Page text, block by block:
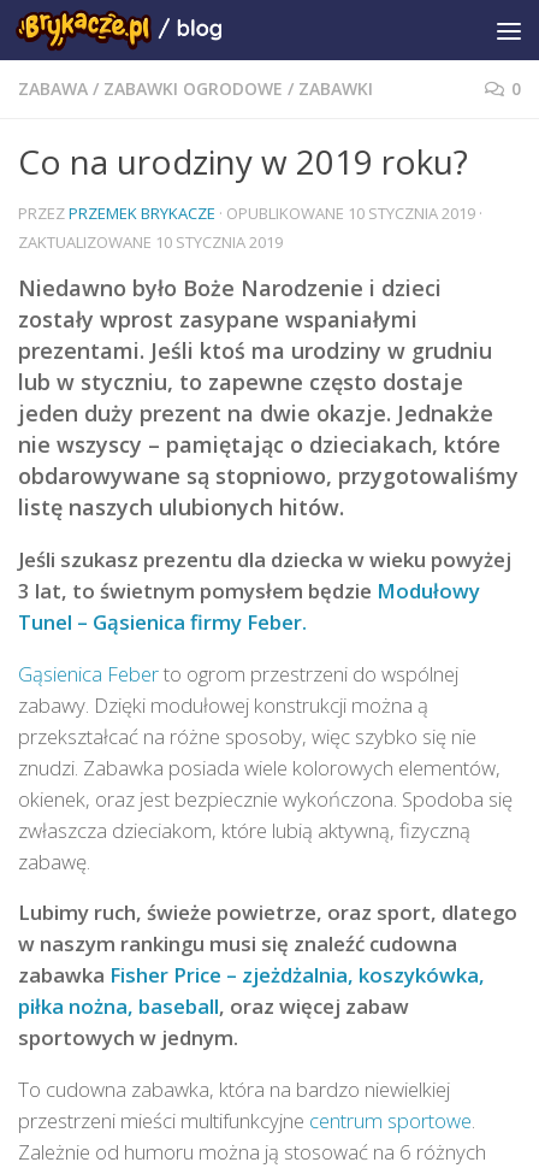
ZABAWA / ZABAWKI OGRODOWE / ZABAWKI 0
Co na urodziny w 2019 roku?
PRZEZPRZEMEK BRYKACZE · OPUBLIKOWANE 10 STYCZNIA 2019 ·
ZAKTUALIZOWANE 10 STYCZNIA 2019
Niedawno było Boże Narodzenie i dzieci
zostały wprost zasypane wspaniałymi
prezentami. Jeśli ktoś ma urodziny w grudniu
lub w styczniu, to zapewne często dostaje
jeden duży prezent na dwie okazje. Jednakże
nie wszyscy – pamiętając o dzieciakach, które
obdarowywane są stopniowo, przygotowaliśmy
listę naszych ulubionych hitów.
Jeśli szukasz prezentu dla dziecka w wieku powyżej
3 lat, to świetnym pomysłem będzie Modułowy
Tunel – Gąsienica firmy Feber.
Gąsienica Feberto ogrom przestrzeni do wspólnej
zabawy. Dzięki modułowej konstrukcji można ą
przekształcać na różne sposoby, więc szybko się nie
znudzi. Zabawka posiada wiele kolorowych elementów,
okienek, oraz jest bezpiecznie wykończona. Spodoba się
zwłaszcza dzieciakom, które lubią aktywną, fizyczną
zabawę.
Lubimy ruch, świeże powietrze, oraz sport, dlatego
w naszym rankingu musi się znaleźć cudowna
zabawka Fisher Price – zjeżdżalnia, koszykówka,
piłka nożna, baseball, oraz więcej zabaw
sportowych w jednym.
To cudowna zabawka, która na bardzo niewielkiej
przestrzeni mieści multifunkcyjne centrum sportowe.
Zależnie od humoru można ją stosować na 6 różnych